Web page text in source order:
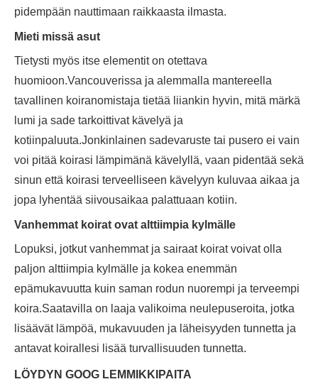
pidempään nauttimaan raikkaasta ilmasta.
Mieti missä asut
Tietysti myös itse elementit on otettava
huomioon.Vancouverissa ja alemmalla mantereella
tavallinen koiranomistaja tietää liiankin hyvin, mitä märkä
lumi ja sade tarkoittivat kävelyä ja
kotiinpaluuta.Jonkinlainen sadevaruste tai pusero ei vain
voi pitää koirasi lämpimänä kävelyllä, vaan pidentää sekä
sinun että koirasi terveelliseen kävelyyn kuluvaa aikaa ja
jopa lyhentää siivousaikaa palattuaan kotiin.
Vanhemmat koirat ovat alttiimpia kylmälle
Lopuksi, jotkut vanhemmat ja sairaat koirat voivat olla
paljon alttiimpia kylmälle ja kokea enemmän
epämukavuutta kuin saman rodun nuorempi ja terveempi
koira.Saatavilla on laaja valikoima neulepuseroita, jotka
lisäävät lämpöä, mukavuuden ja läheisyyden tunnetta ja
antavat koirallesi lisää turvallisuuden tunnetta.
LÖYDYN GOOG LEMMIKKIPAITA